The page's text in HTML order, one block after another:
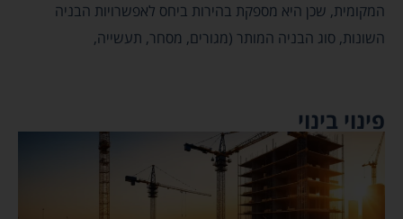
המקומית, שכן היא מספקת בהירות ביחס לאפשרויות הבניה
השונות, סוג הבניה המותר (מגורים, מסחר, תעשייה,
פינוי בינוי